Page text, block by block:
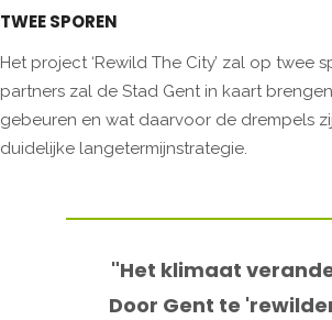
TWEE SPOREN
Het project ‘Rewild The City’ zal op
partners zal de Stad Gent in kaart
gebeuren en wat daarvoor de drempels
duidelijke langetermijnstrategie.
"Het klimaat
Door Gent te